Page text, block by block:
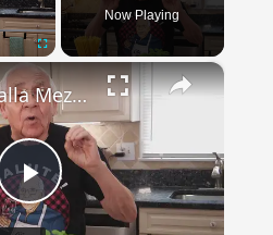
Now Playing
×
Play
Spaghetti alla Mezzanotte Recipe